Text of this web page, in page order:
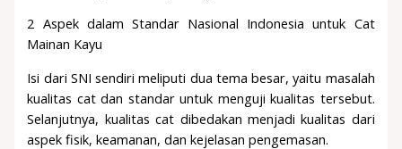
2 Aspek dalam Standar Nasional Indonesia untuk Cat
Mainan Kayu
Isi dari SNI sendiri meliputi dua tema besar, yaitu masalah
kualitas cat dan standar untuk menguji kualitas tersebut.
Selanjutnya, kualitas cat dibedakan menjadi kualitas dari
aspek fisik, keamanan, dan kejelasan pengemasan.